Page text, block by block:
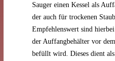
Sauger einen Kessel als
der auch für trockenen
Empfehlenswert sind
der Auffangbehälter vor
befüllt wird. Dieses dient